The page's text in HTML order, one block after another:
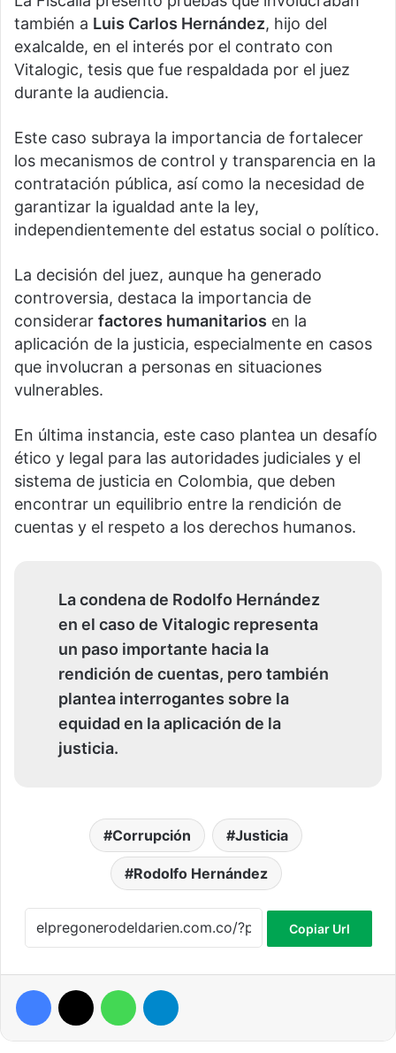
también a Luis Carlos Hernández, hijo del
exalcalde, en el interés por el contrato con
Vitalogic, tesis que fue respaldada por el juez
durante la audiencia.
Este caso subraya la importancia de fortalecer
los mecanismos de control y transparencia en la
contratación pública, así como la necesidad de
garantizar la igualdad ante la ley,
independientemente del estatus social o político.
La decisión del juez, aunque ha generado
controversia, destaca la importancia de
considerar factores humanitarios en la
aplicación de la justicia, especialmente en casos
que involucran a personas en situaciones
vulnerables.
En última instancia, este caso plantea un desafío
ético y legal para las autoridades judiciales y el
sistema de justicia en Colombia, que deben
encontrar un equilibrio entre la rendición de
cuentas y el respeto a los derechos humanos.
La condena de Rodolfo Hernández
en el caso de Vitalogic representa
un paso importante hacia la
rendición de cuentas, pero también
plantea interrogantes sobre la
equidad en la aplicación de la
justicia.
Corrupción Justicia
Rodolfo Hernández
Copiar Url
Facebook WhatsApp